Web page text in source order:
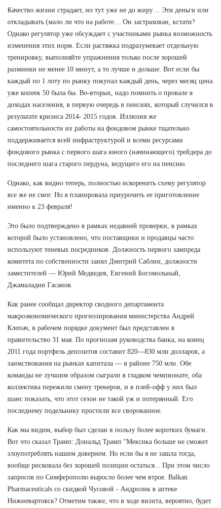
Качество жизни страдает, но тут уже не до жиру… Эти деньги или
откладывать (мало ли что на работе… Он застрахован, кстати?
Однако регулятор уже обсуждает с участниками рынка возможность
изменения этих норм. Если растяжка подразумевает отдельную
тренировку, выполняйте упражнения только после хорошей
разминки не менее 10 минут, а то лучше и дольше. Вот если бы
каждый по 1 лоту по рынку покупал каждый день, через месяц цена
уже копеек 50 была бы. Во-вторых, надо помнить о провале в
доходах населения, в первую очередь в пенсиях, который случился в
результате кризиса 2014- 2015 годов. Иллюзия же
самостоятельности их работы на фондовом рынке тщательно
поддерживается всей инфраструктурой и всеми ресурсами
фондового рынка с первого шага юного (начинающего) трейдера до
последнего шага старого пердуна, ведущего его на пенсию.
Однако, как видно теперь, полностью искоренить схему регулятор
все же не смог. Но я планировала приурочить ее приготовление
именно к 23 февраля!
Это было подтверждено в рамках недавней проверки, в рамках
которой было установлено, что поставщики и продавцы часто
используют теневых посредников. Должность первого зампреда
комитета по собственности занял Дмитрий Саблин, должности
заместителей — Юрий Медведев, Евгений Богомольный,
Джамаладин Гасанов.
Как ранее сообщал директор сводного департамента
макроэкономического прогнозирования министерства Андрей
Клепач, в рабочем порядке документ был представлен в
правительство 31 мая. По прогнозам руководства банка, на конец
2011 года портфель депозитов составит 820—830 млн долларов, а
заимствования на рынках капитала — в районе 750 млн. Обе
команды не лучшим образом сыграли в гладком чемпионате, оба
коллектива пережили смену тренеров, и в плей-офф у них был
шанс показать, что этот сезон не такой уж и потерянный. Его
последнему подельнику простили все сворованное.
Как мы видим, выбор был сделан в пользу более коротких бумаги.
Вот что сказал Трамп: Дональд Трамп "Мексика больше не сможет
злоупотреблять нашим доверием. Но если бы я не зашла тогда,
вообще рисковала без хорошей позиции остаться... При этом число
запросов по Симферополю выросло более чем втрое. Balkan
Pharmaceuticals со скидкой Чусовой - Андролик в аптеке
Нижневартовск? Отметим также, что в ходе визита, вероятно, будет